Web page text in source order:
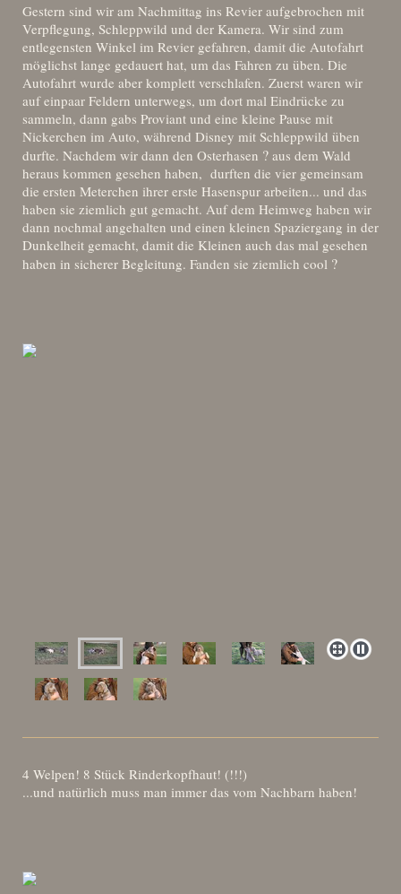
Gestern sind wir am Nachmittag ins Revier aufgebrochen mit
Verpflegung, Schleppwild und der Kamera. Wir sind zum
entlegensten Winkel im Revier gefahren, damit die Autofahrt
möglichst lange gedauert hat, um das Fahren zu üben. Die
Autofahrt wurde aber komplett verschlafen. Zuerst waren wir
auf einpaar Feldern unterwegs, um dort mal Eindrücke zu
sammeln, dann gabs Proviant und eine kleine Pause mit
Nickerchen im Auto, während Disney mit Schleppwild üben
durfte. Nachdem wir dann den Osterhasen ? aus dem Wald
heraus kommen gesehen haben, durften die vier gemeinsam
die ersten Meterchen ihrer erste Hasenspur arbeiten... und das
haben sie ziemlich gut gemacht. Auf dem Heimweg haben wir
dann nochmal angehalten und einen kleinen Spaziergang in der
Dunkelheit gemacht, damit die Kleinen auch das mal gesehen
haben in sicherer Begleitung. Fanden sie ziemlich cool ?
4 Welpen! 8 Stück Rinderkopfhaut! (!!!)
...und natürlich muss man immer das vom Nachbarn haben!